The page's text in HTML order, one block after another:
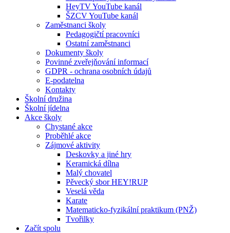
HeyTV YouTube kanál
ŠZCV YouTube kanál
Zaměstnanci školy
Pedagogičtí pracovníci
Ostatní zaměstnanci
Dokumenty školy
Povinné zveřejňování informací
GDPR - ochrana osobních údajů
E-podatelna
Kontakty
Školní družina
Školní jídelna
Akce školy
Chystané akce
Proběhlé akce
Zájmové aktivity
Deskovky a jiné hry
Keramická dílna
Malý chovatel
Pěvecký sbor HEY!RUP
Veselá věda
Karate
Matematicko-fyzikální praktikum (PNŽ)
Tvořilky
Začít spolu